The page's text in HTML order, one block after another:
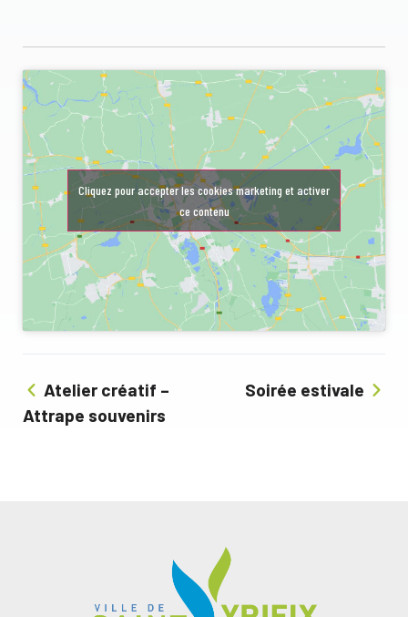
Cliquez pour accepter les cookies marketing et activer
ce contenu
Atelier créatif –
Attrape souvenirs
Soirée estivale